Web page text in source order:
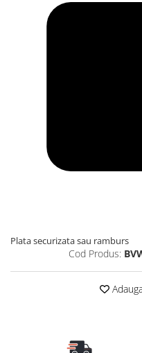
Plata securizata sau ramburs
Cod Produs: